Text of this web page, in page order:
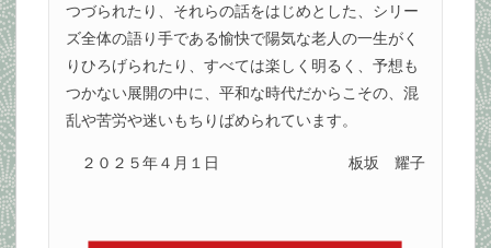
つづられたり、それらの話をはじめとした、シリー
ズ全体の語り手である愉快で陽気な老人の一生がく
りひろげられたり、すべては楽しく明るく、予想も
つかない展開の中に、平和な時代だからこその、混
乱や苦労や迷いもちりばめられています。
２０２５年４月１日 板坂 耀子